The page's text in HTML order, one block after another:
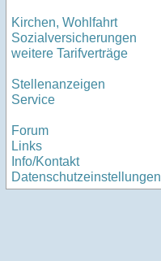
Kirchen, Wohlfahrt
Sozialversicherungen
weitere Tarifverträge
Stellenanzeigen
Service
Forum
Links
Info/Kontakt
Datenschutzeinstellungen